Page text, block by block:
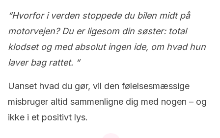
“Hvorfor i verden stoppede du bilen midt på
motorvejen? Du er ligesom din søster: total
klodset og med absolut ingen ide, om hvad hun
laver bag rattet. “
Uanset hvad du gør, vil den følelsesmæssige
misbruger altid sammenligne dig med nogen – og
ikke i et positivt lys.